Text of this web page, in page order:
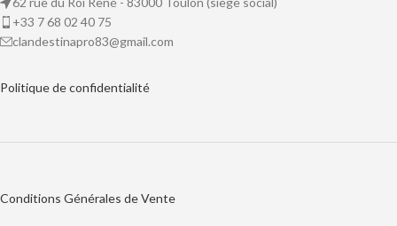
+33 7 68 02 40 75
clandestinapro83@gmail.com
Politique deconfidentialité
Conditions Générales de Vente